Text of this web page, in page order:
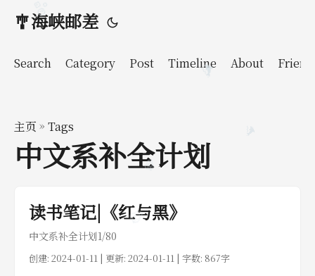
🎐海峡邮差
Search Category Post Timeline About
主页 » Tags
中文系补全计划
读书笔记|《红与黑》
中文系补全计划1/80
创建: 2024-01-11 | 更新: 2024-01-11 | 字数: 867字
🧊
🧊
🐬
🫧